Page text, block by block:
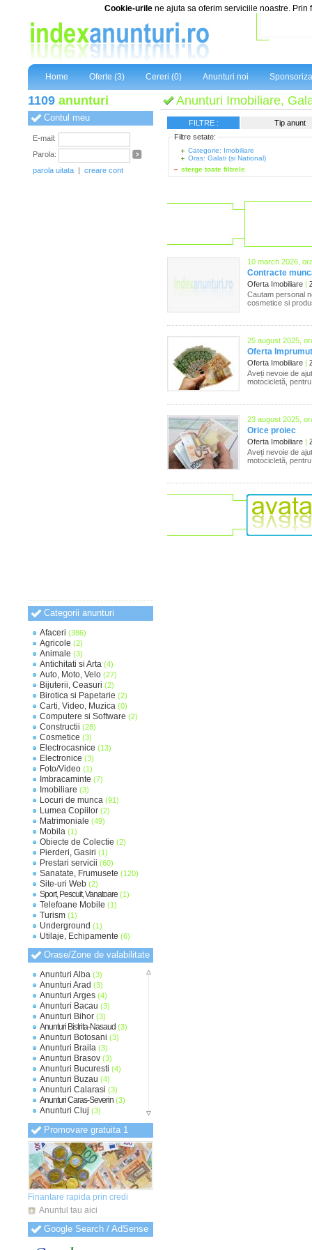
Cookie-urile ne ajuta sa oferim serviciile noastre.
Home Oferte (3) Cereri (0) Anunturi noi
1109 anunturi
Contul meu
E-mail:
Parola:
parola uitata | creare cont
Categorii anunturi
Afaceri (386)
Agricole (2)
Animale (3)
Antichitati si Arta (4)
Auto, Moto, Velo (27)
Bijuterii, Ceasuri (2)
Birotica si Papetarie (2)
Carti, Video, Muzica (0)
Computere si Software (2)
Constructii (28)
Cosmetice (3)
Electrocasnice (13)
Electronice (3)
Foto/Video (1)
Imbracaminte (7)
Imobiliare (3)
Locuri de munca (91)
Lumea Copiilor (2)
Matrimoniale (49)
Mobila (1)
Obiecte de Colectie (2)
Pierderi, Gasiri (1)
Prestari servicii (60)
Sanatate, Frumusete (120)
Site-uri Web (2)
Sport, Pescuit, Vanatoare (1)
Telefoane Mobile (1)
Turism (1)
Underground (1)
Utilaje, Echipamente (6)
Orase/Zone de valabilitate
Anunturi Alba (3)
Anunturi Arad (3)
Anunturi Arges (4)
Anunturi Bacau (3)
Anunturi Bihor (3)
Anunturi Bistrita-Nasaud (3)
Anunturi Botosani (3)
Anunturi Braila (3)
Anunturi Brasov (3)
Anunturi Bucuresti (4)
Anunturi Buzau (4)
Anunturi Calarasi (3)
Anunturi Caras-Severin (3)
Anunturi Cluj (3)
Anunturi Constanta
Anunturi Covasna(3)
Anunturi Dambovita(4)
Anunturi Dolj(3)
Anunturi Galati(3)
Anunturi Giurgiu(3)
Anunturi Gorj(3)
Anunturi Harghita (3)
Anunturi Hunedoara
Anunturi Ialomita
Anunturi Iasi(3)
Anunturi Ilfov(3)
Anunturi Maramures
Promovare gratuita 1
Finantare rapida prin credi
Anuntul tau aici
Google Search / AdSense
Anunturi Imobiliare,
FILTRE :
Tip anunt
Filtre setate:
Categorie: Imobiliare
Oras: Galati (si National)
sterge toate filtrele
10 march 2026,
Contracte
Oferta Imobiliare |
Cautam personal
cosmetice si
25 august 2025,
Oferta
Oferta Imobiliare |
Aveți nevoie de
motocicletă,
23 august 2025,
Orice proiec
Oferta Imobiliare |
Aveți nevoie de
motocicletă,